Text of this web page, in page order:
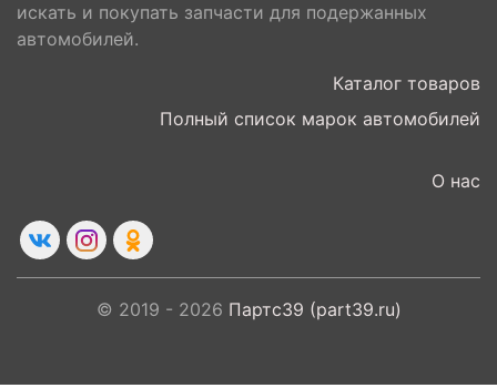
искать и покупать запчасти для подержанных
автомобилей.
Каталог товаров
Полный список марок автомобилей
О нас
© 2019 - 2026 Партс39 (part39.ru)